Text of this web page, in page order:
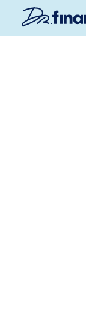
Saltar
contenido